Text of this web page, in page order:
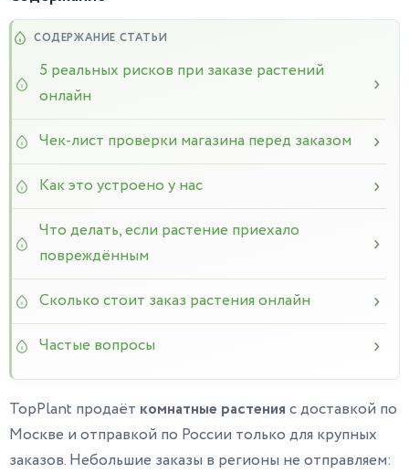
5 реальных рисков при заказе растений
онлайн
Чек-лист проверки магазина перед заказом
Как это устроено у нас
Что делать, если растение приехало
повреждённым
Сколько стоит заказ растения онлайн
Частые вопросы
TopPlant продаёт комнатные растения с доставкой по
Москве и отправкой по России только для крупных
заказов. Небольшие заказы в регионы не отправляем: